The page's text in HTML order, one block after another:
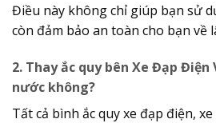
Điều này không chỉ giúp bạn sử
còn đảm bảo an toàn cho bạn về
2. Thay ắc quy bên Xe Đạp Điện
nước không?
Tất cả bình ắc quy xe đạp điện,